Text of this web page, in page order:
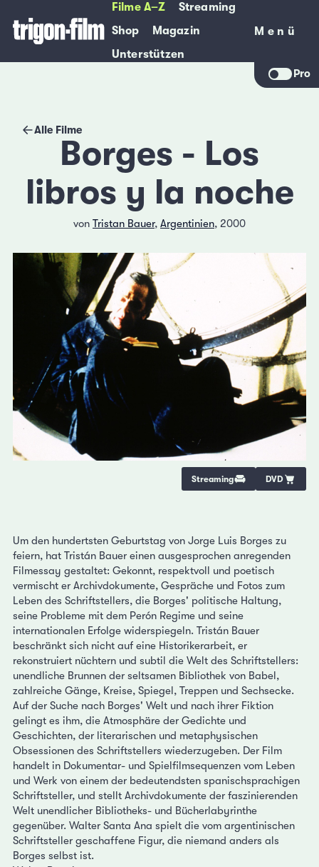
Filme A–Z
Streaming
Shop
Magazin
Unterstützen
Menü
Menü
Pro
Alle Filme
Borges - Los
libros y la noche
von Tristan Bauer, Argentinien, 2000
Streaming DVD
Um den hundertsten Geburtstag von Jorge Luis Borges zu
feiern, hat Tristán Bauer einen ausgesprochen anregenden
Filmessay gestaltet: Gekonnt, respektvoll und poetisch
vermischt er Archivdokumente, Gespräche und Fotos zum
Leben des Schriftstellers, die Borges' politische Haltung,
seine Probleme mit dem Perón Regime und seine
internationalen Erfolge widerspiegeln. Tristán Bauer
beschränkt sich nicht auf eine Historikerarbeit, er
rekonstruiert nüchtern und subtil die Welt des Schriftstellers:
unendliche Brunnen der seltsamen Bibliothek von Babel,
zahlreiche Gänge, Kreise, Spiegel, Treppen und Sechsecke.
Auf der Suche nach Borges' Welt und nach ihrer Fiktion
gelingt es ihm, die Atmosphäre der Gedichte und
Geschichten, der literarischen und metaphysischen
Obsessionen des Schriftstellers wiederzugeben. Der Film
handelt in Dokumentar- und Spielfilmsequenzen vom Leben
und Werk von einem der bedeutendsten spanischsprachigen
Schriftsteller, und stellt Archivdokumente der faszinierenden
Welt unendlicher Bibliotheks- und Bücherlabyrinthe
gegenüber. Walter Santa Ana spielt die vom argentinischen
Schriftsteller geschaffene Figur, die niemand anders als
Borges selbst ist.